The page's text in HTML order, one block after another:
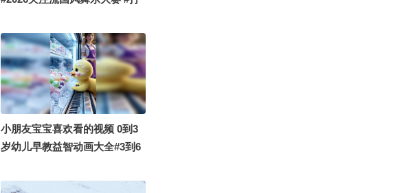
小朋友宝宝喜欢看的视频 0到3
岁幼儿早教益智动画大全#3到6
智动画早教